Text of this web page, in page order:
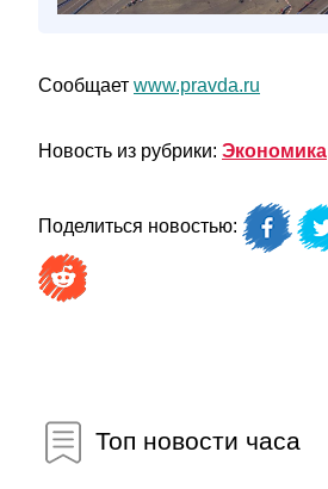
Сообщает www.pravda.ru
Новость из рубрики: Экономика
Поделиться новостью:
Топ новости часа